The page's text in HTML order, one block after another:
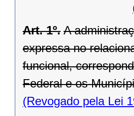
Art. 1º. A
expressa no
funcional,
Federal e os
(Revogado pela Lei